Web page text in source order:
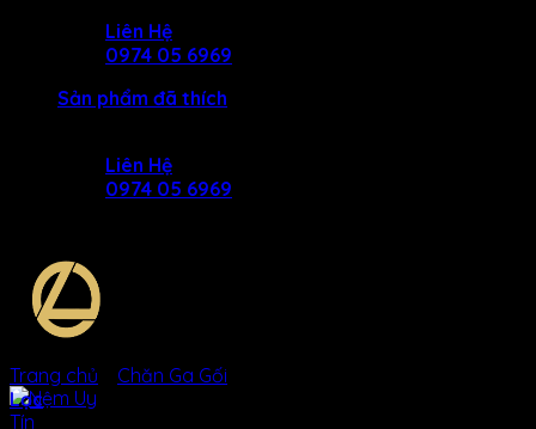
Liên Hệ
0974 05 6969
Sản phẩm đã thích
Liên Hệ
0974 05 6969
Trang chủ Chăn Ga Gối
Lọc